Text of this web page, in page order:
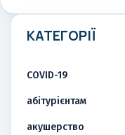
КАТЕГОРІЇ
COVID-19
абітурієнтам
акушерство